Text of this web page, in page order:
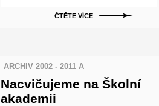
ČTĚTE VÍCE
ARCHIV 2002 - 2011 A
Nacvičujeme na Školní
akademii